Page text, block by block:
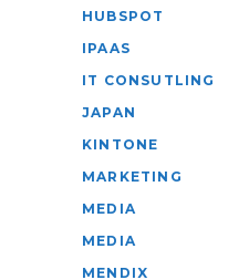
HUBSPOT
IPAAS
IT CONSUTLING
JAPAN
KINTONE
MARKETING
MEDIA
MEDIA
MENDIX